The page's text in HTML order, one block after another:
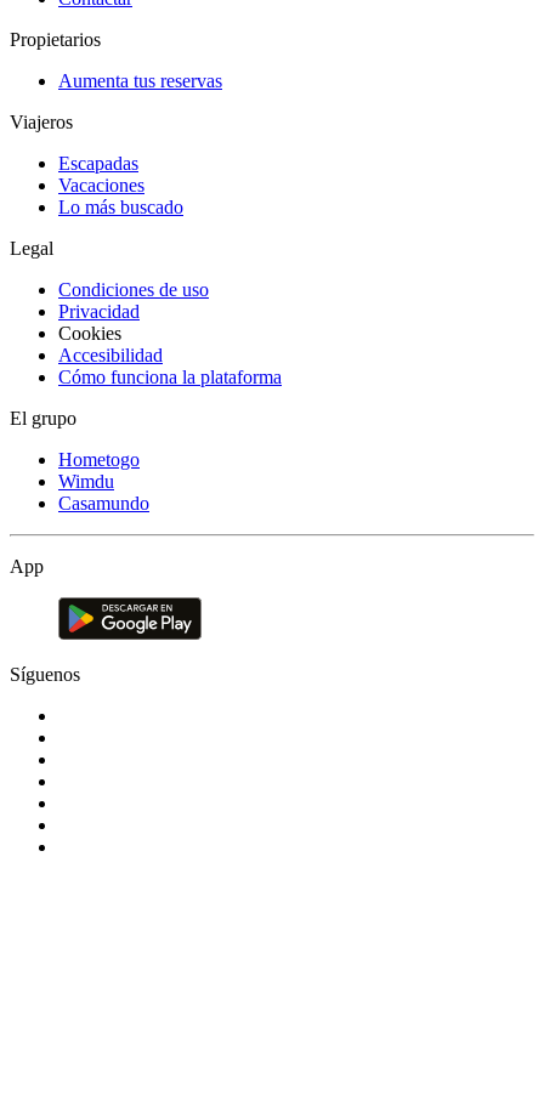
Propietarios
Aumenta tus reservas
Viajeros
Escapadas
Vacaciones
Lo más buscado
Legal
Condiciones de uso
Privacidad
Cookies
Accesibilidad
Cómo funciona la plataforma
El grupo
Hometogo
Wimdu
Casamundo
App
Síguenos